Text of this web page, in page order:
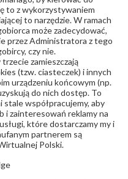
to z wykorzystywaniem
to narzędzie. W ramach
może zadecydować,
przez Administratora z tego
czy nie.
zamieszczają
(tzw. ciasteczek) i innych
urządzeniu końcowym (np.
do nich dostęp. To
współpracujemy, aby
zainteresowań reklamy na
które dostarczamy my i
partnerem są
Polski.